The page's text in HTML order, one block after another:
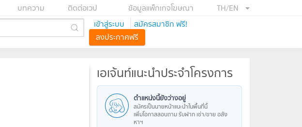
TH/EN
ข้อมูลแพ็กเกจโฆษณา
ติดต่อเวป
บทความ
เข้าสู่ระบบ
สมัครสมาชิก ฟรี!
ลงประกาศฟรี
เอเจ้นท์แนะนำประจำโครงการ
ตำแหน่งนี้ยังว่างอยู่
สมัครเป็นนายหน้าแนะนำในพื้นที่นี้
เพิ่มโอกาสสอบถาม รับฝาก เช่า/ขาย อสัง
หาฯ